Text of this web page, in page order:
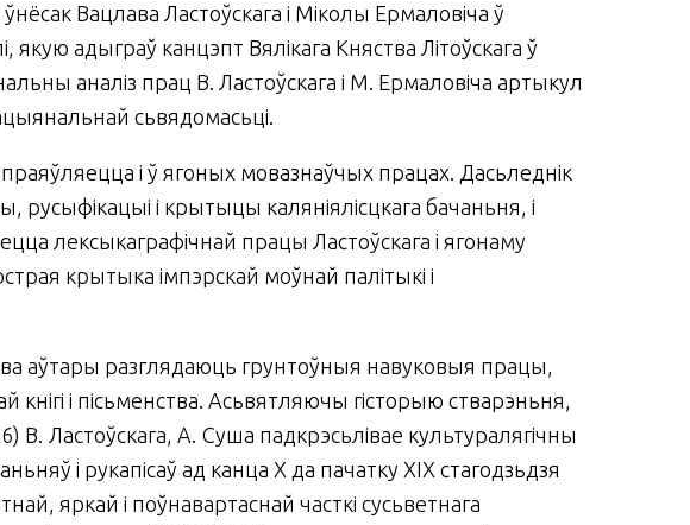
ўнёсак Вацлава Ластоўскага і Міколы Ермаловіча ў
адыграў канцэпт Вялікага Княства Літоўскага ў
аналіз прац В. Ластоўскага і М. Ермаловіча артыкул
сьвядомасьці.
праяўляецца і ў ягоных мовазнаўчых працах. Дасьледнік
і крытыцы каляніялісцкага бачаньня, і
лексыкаграфічнай працы Ластоўскага і ягонаму
крытыка імпэрскай моўнай палітыкі і
аўтары разглядаюць грунтоўныя навуковыя працы,
кнігі і пісьменства. Асьвятляючы гісторыю стварэньня,
В. Ластоўскага, А. Суша падкрэсьлівае культуралягічны
і рукапісаў ад канца Х да пачатку ХІХ ста­годзь­дзя
яркай і поўнавартаснай часткі сусьветнага